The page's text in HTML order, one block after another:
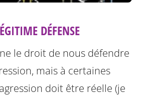
DÉFENSE
le droit de nous défendre
mais à certaines
doit être réelle (je